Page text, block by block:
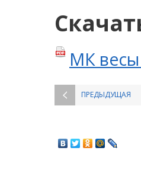
МК весы
ПРЕДЫДУЩАЯ